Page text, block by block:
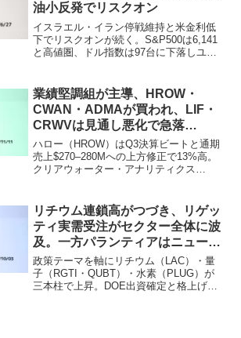
油小反発でリスクオン
イスラエル・イラン停戦維持と米金利低
下でリスクオンが続く。S&P500は6,141
と高値圏、ドル指数は97台に下落しユー
存する複雑な地合い。
業績堅調組が主導、HROW・
CWAN・ADMAが買われ、LIF・
CRWVは見通し悪化で急落
（2025.11.11）
ハロー（HROW）はQ3決算ビートと通期
売上$270–280Mへの上方修正で13%高。
クリアウォーター・アナリティクス
FDA承認、バタフライ（BFLY）やアルト
（ALTO）も業績進展を確認する一方、ラ
イフ360（LIF）は広告偏重懸念で22%急
落。コアウィーブ（CRWV）はAI関連遅
延で下方修正。
リチウム連鎖高がつづき、リゲッ
ティ実需受注がセクター全体に波
及。一方パランティアはニュース
材料で下落も（2025/10/03）
政策テーマを軸にリチウム（LAC）・量
子（RGTI・QUBT）・水素（PLUG）が
三本柱で上昇。DOE出資確定と格上げ、